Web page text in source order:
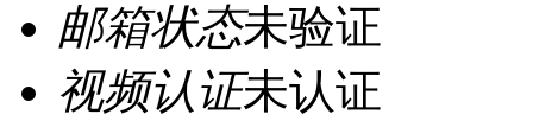
邮箱状态未验证
视频认证未认证